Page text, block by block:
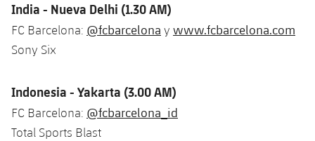
India - Nueva Delhi (1.30 AM)
FC Barcelona: @fcbarcelona y www.fcbarcelona.com
Sony Six
Indonesia - Yakarta (3.00 AM)
FC Barcelona: @fcbarcelona_id
Total Sports Blast